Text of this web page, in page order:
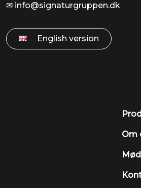
✉ info@signaturgruppen.dk
English version
Om